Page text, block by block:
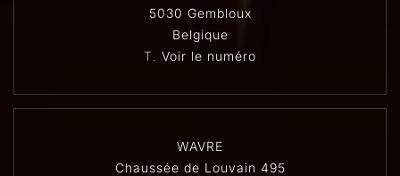
5030 Gembloux
Belgique
T. Voir le numéro
WAVRE
Chaussée de Louvain 495